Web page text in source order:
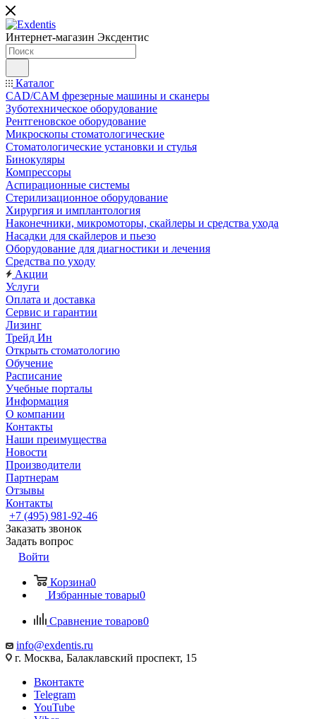
Интернет-магазин Эксдентис
Каталог
CAD/CAM фрезерные машины и сканеры
Зуботехническое оборудование
Рентгеновское оборудование
Микроскопы стоматологические
Стоматологические установки и стулья
Бинокуляры
Компрессоры
Аспирационные системы
Стерилизационное оборудование
Хирургия и имплантология
Наконечники, микромоторы, скайлеры и средства ухода
Насадки для скайлеров и пьезо
Оборудование для диагностики и лечения
Средства по уходу
Акции
Услуги
Оплата и доставка
Сервис и гарантии
Лизинг
Трейд Ин
Открыть стоматологию
Обучение
Расписание
Учебные порталы
Информация
О компании
Контакты
Наши преимущества
Новости
Производители
Партнерам
Отзывы
Контакты
+7 (495) 981-92-46
Заказать звонок
Задать вопрос
Войти
Корзина0
Избранные товары0
Сравнение товаров0
info@exdentis.ru
г. Москва, Балаклавский проспект, 15
Вконтакте
Telegram
YouTube